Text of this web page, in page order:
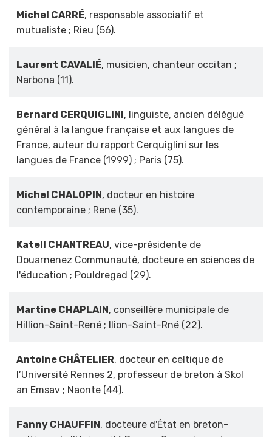
Michel CARRÉ, responsable associatif et
mutualiste ; Rieu (56).
Laurent CAVALIÉ, musicien, chanteur occitan ;
Narbona (11).
Bernard CERQUIGLINI, linguiste, ancien délégué
général à la langue française et aux langues de
France, auteur du rapport Cerquiglini sur les
langues de France (1999) ; Paris (75).
Michel CHALOPIN, docteur en histoire
contemporaine ; Rene (35).
Katell CHANTREAU, vice-présidente de
Douarnenez Communauté, docteure en sciences de
l'éducation ; Pouldregad (29).
Martine CHAPLAIN, conseillère municipale de
Hillion-Saint-René ; Ilion-Saint-Rné (22).
Antoine CHÂTELIER, docteur en celtique de
l’Université Rennes 2, professeur de breton à Skol
an Emsav ; Naonte (44).
Fanny CHAUFFIN, docteure d'État en breton-